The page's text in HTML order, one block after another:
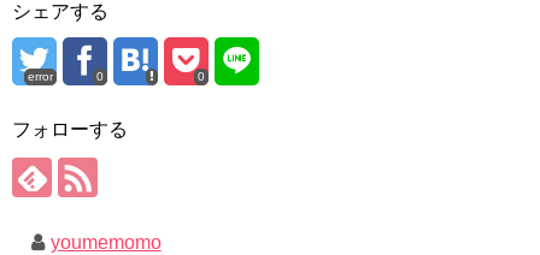
シェアする
error 0 0
フォローする
youmemomo